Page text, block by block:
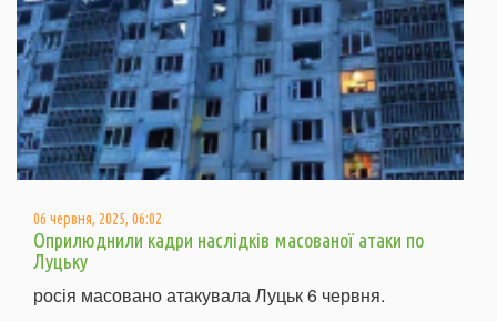
06 червня, 2025, 06:02
Оприлюднили кадри наслідків масованої атаки по
Луцьку
росія масовано атакувала Луцьк 6 червня.